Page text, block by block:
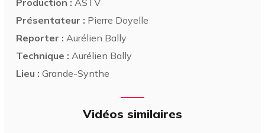
Présentateur : Pierre Doyelle
Reporter : Aurélien Bally
Technique : Aurélien Bally
Lieu : Grande-Synthe
Vidéos similaires